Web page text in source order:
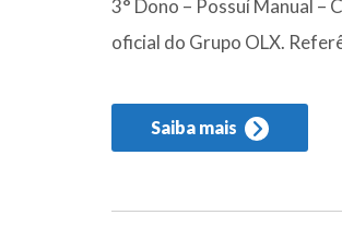
3° Dono – Possuí Manual –
oficial do Grupo OLX.
Saiba mais